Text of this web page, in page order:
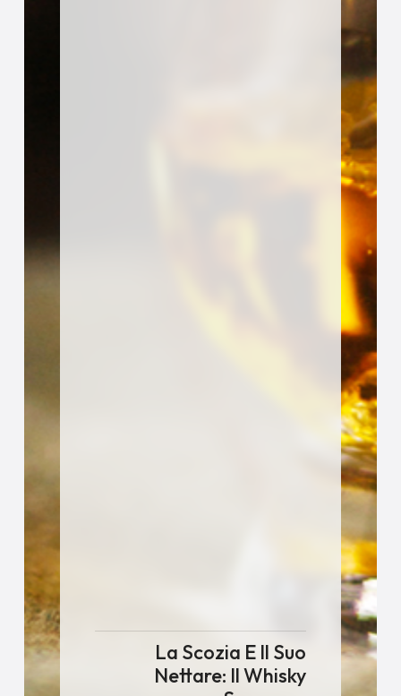
La Scozia E Il Suo
Nettare: Il Whisky